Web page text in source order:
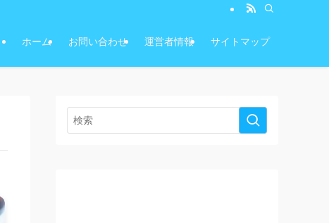
ホーム お問い合わせ 運営者情報 サイトマップ